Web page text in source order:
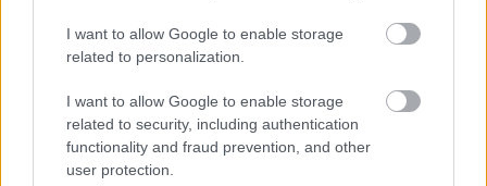
I want to allow Google to enable storage
related to personalization.
I want to allow Google to enable storage
related to security, including authentication
functionality and fraud prevention, and other
user protection.
ktorá pritiahne pohľady?
Vyrobte si takéto masívne
orechové svietidlo
potrubia v
ako to vyriešiť